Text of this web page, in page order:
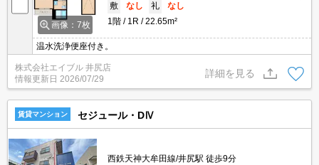
画像：7枚
敷
なし 礼
なし
1階
1R 22.65m²
温水洗浄便座付き。
株式会社エイブル 井尻店
情報更新日 2026/07/29
詳細を見る
賃貸マンション セジュール・DⅣ
西鉄天神大牟田線/井尻駅 徒歩9分